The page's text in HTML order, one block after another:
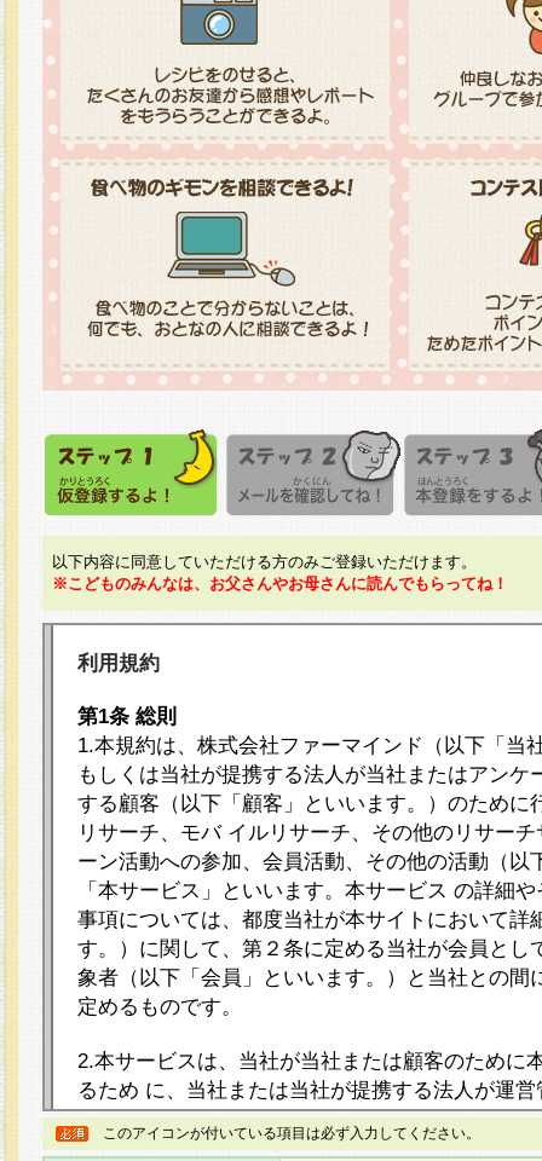
以下内容に同意していただける方のみご登録いただけます。
※こどものみんなは、お父さんやお母さんに読んでもらってね！
利用規約
第1条 総則
1.本規約は、株式会社ファーマインド（以下「当
もしくは当社が提携する法人が当社またはアンケ
する顧客（以下「顧客」といいます。）のために
リサーチ、モバ イルリサーチ、その他のリサー
ーン活動への参加、会員活動、その他の活動（以
「本サービス」といいます。本サービス の詳細
事項については、都度当社が本サイトにおいて詳
す。）に関して、第２条に定める当社が会員とし
象者（以下「会員」といいます。）と当社との間
定めるものです。
2.本サービスは、当社が当社または顧客のために
るため に、当社または当社が提携する法人が運
ト（以下「本サイト」といいます。）上に本サー
ージを設け、会員がアンケー ト調査に回答する
このアイコンが付いている項目は必ず入力してください。